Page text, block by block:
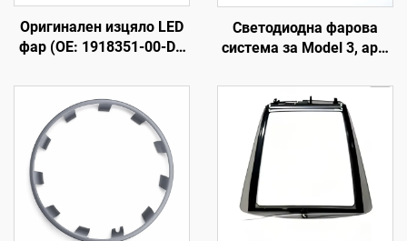
Оригинален изцяло LED
фар (OE: 1918351-00-D),
ABS пластмаса и UV-
стабилизирана PC леща,
обхват на дългите
светлини 850 м,
експлоатационен живот
50000 часа, за подмяна
на фарове за модел 3/Y и
трансграничен износ
Светодиодна фарова
система за Model 3, арт.